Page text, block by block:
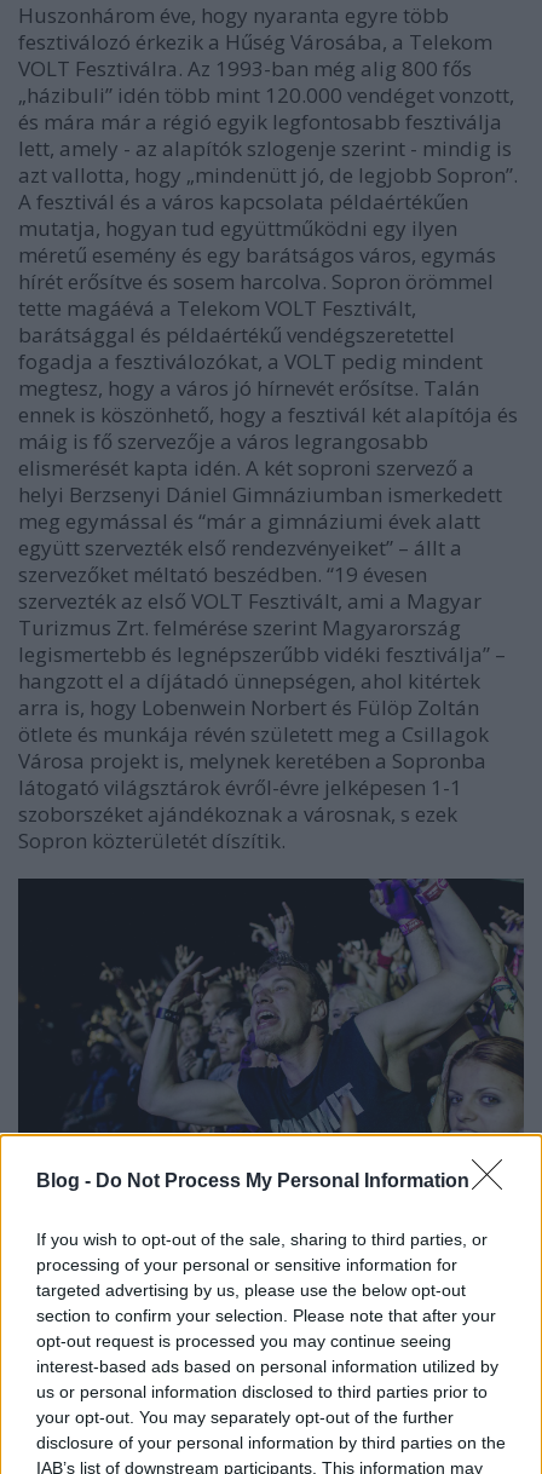
Blog - Do Not Process My Personal Information
If you wish to opt-out of the sale, sharing to third parties, or
processing of your personal or sensitive information for
targeted advertising by us, please use the below opt-out
section to confirm your selection. Please note that after your
opt-out request is processed you may continue seeing
interest-based ads based on personal information utilized by
us or personal information disclosed to third parties prior to
your opt-out. You may separately opt-out of the further
disclosure of your personal information by third parties on the
IAB’s list of downstream participants. This information may
Huszonhárom éve, hogy nyaranta egyre több
fesztiválozó érkezik a Hűség Városába, a Telekom
VOLT Fesztiválra. Az 1993-ban még alig 800 fős
„házibuli” idén több mint 120.000 vendéget vonzott,
és mára már a régió egyik legfontosabb fesztiválja
lett, amely - az alapítók szlogenje szerint - mindig is
azt vallotta, hogy „mindenütt jó, de legjobb Sopron”.
A fesztivál és a város kapcsolata példaértékűen
mutatja, hogyan tud együttműködni egy ilyen
méretű esemény és egy barátságos város, egymás
hírét erősítve és sosem harcolva. Sopron örömmel
tette magáévá a Telekom VOLT Fesztivált,
barátsággal és példaértékű vendégszeretettel
fogadja a fesztiválozókat, a VOLT pedig mindent
megtesz, hogy a város jó hírnevét erősítse. Talán
ennek is köszönhető, hogy a fesztivál két alapítója és
máig is fő szervezője a város legrangosabb
elismerését kapta idén. A két soproni szervező a
helyi Berzsenyi Dániel Gimnáziumban ismerkedett
meg egymással és “már a gimnáziumi évek alatt
együtt szervezték első rendezvényeiket” – állt a
szervezőket méltató beszédben. “19 évesen
szervezték az első VOLT Fesztivált, ami a Magyar
Turizmus Zrt. felmérése szerint Magyarország
legismertebb és legnépszerűbb vidéki fesztiválja” –
hangzott el a díjátadó ünnepségen, ahol kitértek
arra is, hogy Lobenwein Norbert és Fülöp Zoltán
ötlete és munkája révén született meg a Csillagok
Városa projekt is, melynek keretében a Sopronba
látogató világsztárok évről-évre jelképesen 1-1
szoborszéket ajándékoznak a városnak, s ezek
Sopron közterületét díszítik.
“Soproniként nem kellett sokat törni a fejünket azon,
hogy hogyan mutassuk ki hálánkat a város lakói,
vezetői felé a több évtizedes vendégszeretetért.
Abban a pár napban, amikor a VOLT és vele együtt
annak százezernél is több vendége Sopronba
költözik, igazi ünnepi hangulat jellemzi a várost. Erre
emlékeztetnek ef Zámbó István közterületi szobor-
székei, amelyek ma már a város 20 pontján